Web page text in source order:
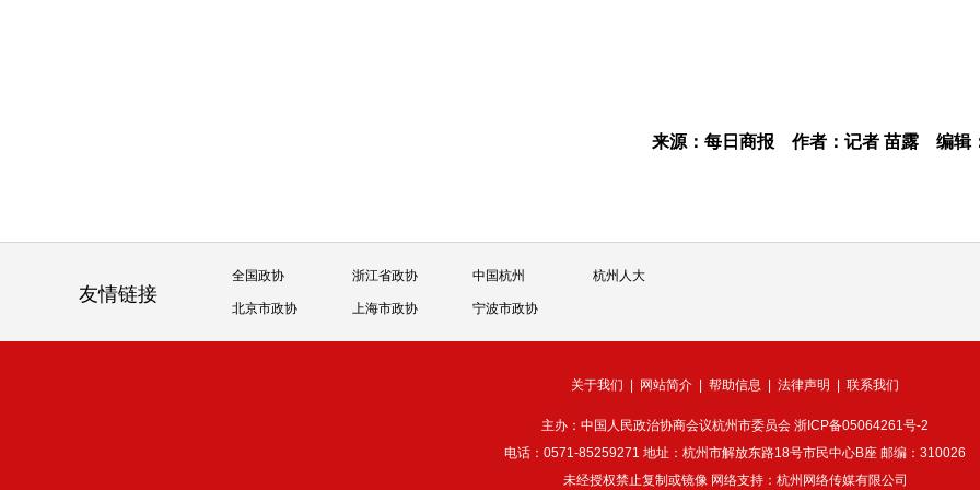
来源：每日商报 作者：记者 苗露 编辑
友情链接
全国政协 浙江省政协 中国杭州 杭州人大
北京市政协 上海市政协 宁波市政协
关于我们 网站简介 帮助信息 法律声明 联系我们
主办：中国人民政治协商会议杭州市委员会 浙ICP备05064261号-2
电话：0571-85259271 地址：杭州市解放东路18号市民中心B座 邮编：310026
未经授权禁止复制或镜像 网络支持：杭州网络传媒有限公司